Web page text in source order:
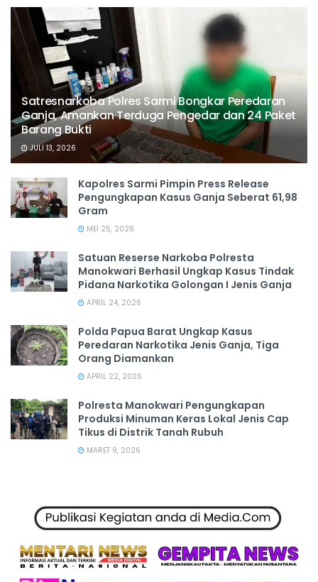
Satresnarkoba Polres Sarmi Bongkar Peredaran
Ganja, Amankan Terduga Pengedar dan 24 Paket
Barang Bukti
JULI 13, 2026
Kapolres Sarmi Pimpin Press Release
Pengungkapan Kasus Ganja Seberat 61,98
Gram
MEI 25, 2026
Satuan Reserse Narkoba Polresta
Manokwari Berhasil Ungkap Kasus Tindak
Pidana Narkotika Golongan I Jenis Ganja
APRIL 24, 2026
Polda Papua Barat Ungkap Kasus
Peredaran Narkotika Jenis Ganja, Tiga
Orang Diamankan
APRIL 22, 2026
Polresta Manokwari Pengungkapan
Produksi Minuman Keras Lokal Jenis Cap
Tikus di Distrik Tanah Rubuh
MARET 9, 2026